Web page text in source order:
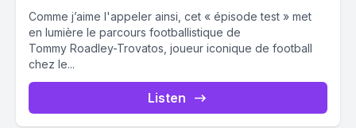
Comme j’aime l'appeler ainsi, cet « épisode test » met
en lumière le parcours footballistique de
Tommy Roadley-Trovatos, joueur iconique de football
chez le...
Listen